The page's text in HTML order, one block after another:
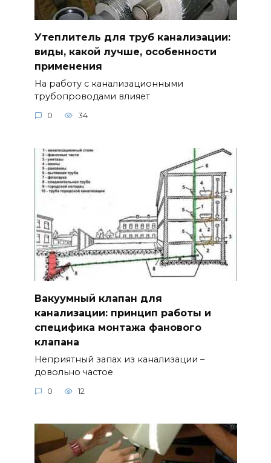
Утеплитель для труб канализации:
виды, какой лучше, особенности
применения
На работу с канализационными
трубопроводами влияет
0 34
Вакуумный клапан для
канализации: принцип работы и
специфика монтажа фанового
клапана
Неприятный запах из канализации –
довольно частое
0 12